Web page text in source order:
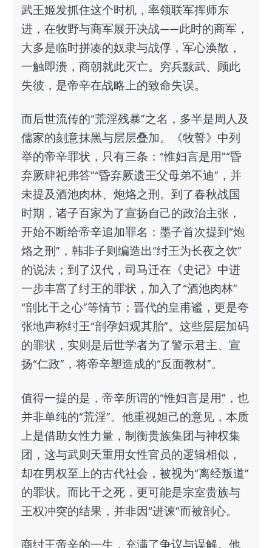
武王姬发抓住这个时机，率领联军挥师东
进，在牧野与商军展开决战——此时的商军，
大多是临时拼凑的奴隶与战俘，军心涣散，
一触即溃，商朝就此灭亡。穷兵黩武、顾此
失彼，是帝辛在战略上的致命失误。
而后世流传的“荒淫残暴”之名，多半是周人及
儒家的刻意抹黑与层层叠加。《牧誓》中列
举的帝辛罪状，只有三条：“惟妇言是用”“昏
弃厥肆祀弗答”“昏弃厥遗王父母弟不迪”，并
未提及酒池肉林、炮烙之刑。到了春秋战国
时期，诸子百家为了宣扬自己的政治主张，
开始不断给帝辛追加罪名：墨子首次提到“炮
烙之刑”，韩非子则编造出“纣王为长夜之饮”
的说法；到了汉代，司马迁在《史记》中进
一步丰富了纣王的罪状，加入了“酒池肉林”
“剖比干之心”等情节；晋代的皇甫谧，更是夸
张地声称纣王“剖孕妇观其胎”。这些层层加码
的罪状，实则是后世学者为了警示君主、宣
扬“仁政”，将帝辛塑造成的“反面教材”。
值得一提的是，帝辛所谓的“惟妇言是用”，也
并非单纯的“荒淫”。他重视妲己的意见，本质
上是借助女性力量，制衡贵族集团与神权集
团，这与武则天重用女性官员的逻辑相似，
却在男权至上的古代社会，被视为“离经叛道”
的罪状。而比干之死，更可能是宗室贵族与
王权冲突的结果，并非因“进谏”而被剖心。
商纣王帝辛的一生，充满了争议与误解。他